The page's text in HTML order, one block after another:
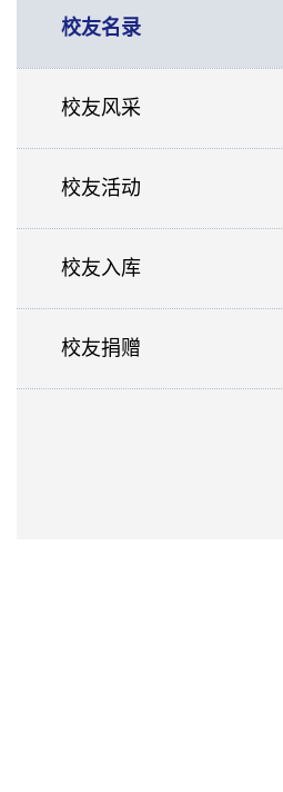
校友名录
校友风采
校友活动
校友入库
校友捐赠